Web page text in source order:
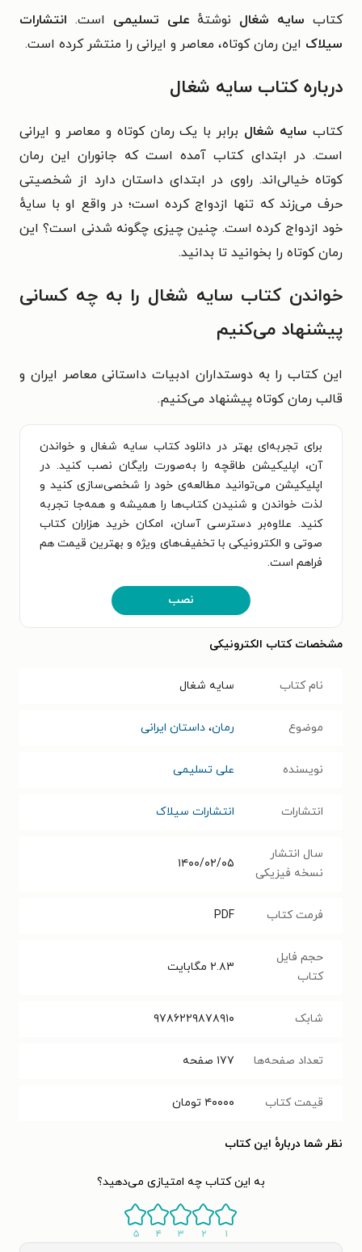
کتاب سایه شغال نوشتهٔ علی تسلیمی است. انتشارات
سیلاک این رمانکوتاه، معاصر و ایرانی را منتشر کرده است.
درباره کتاب سایه شغال
کتاب سایه شغال برابر با یک رمان کوتاه و معاصر و ایرانی
است. در ابتدای کتاب آمده است که جانوران این رمان
کوتاه خیالی‌اند. راوی در ابتدای داستان دارد از شخصیتی
حرف می‌زند که تنها ازدواج کرده است؛ در واقع او با سایهٔ
خود ازدواج کرده است. چنین چیزی چگونه شدنی است؟ این
رمان کوتاه را بخوانید تا بدانید.
خواندن کتاب سایه شغال را به چه کسانی
پیشنهاد می‌کنیم
این کتاب را به دوستداران ادبیات داستانی معاصر ایران و
قالب رمان کوتاه پیشنهاد می‌کنیم.
برای تجربه‌ای بهتر در دانلود کتاب سایه شغال و خواندن
آن، اپلیکیشن طاقچه را به‌صورت رایگان نصب کنید. در
اپلیکیشن می‌توانید مطالعه‌ی خود را شخصی‌سازی کنید و
لذت خواندن و شنیدن کتاب‌ها را همیشه و همه‌جا تجربه
کنید. علاوه‌بر دسترسی آسان، امکان خرید هزاران کتاب
صوتی و الکترونیکی با تخفیف‌های ویژه و بهترین قیمت هم
فراهم است.
نصب
مشخصات کتاب الکترونیکی
نام کتاب سایه شغال
موضوع رمان، داستان ایرانی
نویسنده علی تسلیمی
انتشارات انتشارات سیلاک
سال انتشار
نسخه فیزیکی
۱۴۰۰/۰۲/۰۵
فرمت کتاب PDF
حجم فایل
کتاب
۲.۸۳ مگابایت
شابک ۹۷۸۶۲۲۹۸۷۸۹۱۰
تعداد صفحه‌ها ۱۷۷ صفحه
قیمت کتاب ۴۰۰۰۰ تومان
نظر شما دربارهٔ این کتاب
به این کتاب چه امتیازی می‌دهید؟
۱ ۲ ۳ ۴ ۵